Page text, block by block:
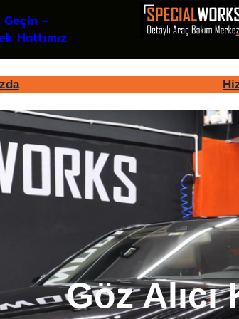
–
Hattımız
Göz